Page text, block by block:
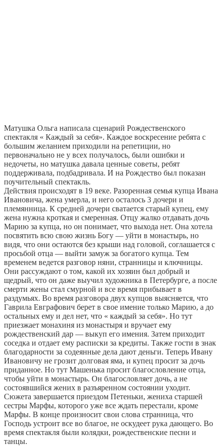
Матушка Ольга написала сценарий Рождественского
спектакля « Каждый за себя». Каждое воскресение ребята с
большим желанием приходили на репетиции, но
первоначально не у всех получалось, были ошибки и
недочеты, но матушка давала ценные советы, ребят
поддерживала, подбадривала. И на Рождество был показан
поучительный спектакль.
Действия происходят в 19 веке. Разоренная семья купца Ивана
Ивановича, жена умерла, и него осталось 3 дочери и
племянница. К средней дочери сватается старый купец, ему
жена нужна кроткая и смеренная. Отцу жалко отдавать дочь
Марию за купца, но он понимает, что выхода нет. Она хотела
посвятить всю свою жизнь Богу — уйти в монастырь, но
видя, что они остаются без крыши над головой, соглашается с
просьбой отца — выйти замуж за богатого купца. Тем
временем ведется разговор няни, странницы и ключницы.
Они рассуждают о том, какой их хозяин был добрый и
щедрый, что он даже выучил художника в Петербурге, а после
смерти жены стал смурной и все время прибывает в
раздумьях. Во время разговора двух купцов выясняется, что
Гаврила Евграфович берет в свое имение только Марию, а до
остальных ему и дел нет, что « каждый за себя». Но тут
приезжает монахиня из монастыря и вручает ему
рождественский дар — выкуп его имения. Затем приходит
соседка и отдает ему расписки за кредиты. Также гости в знак
благодарности за содеянные дела дают деньги. Теперь Ивану
Ивановичу не грозит долговая яма, и купец просит за дочь
приданное. Но тут Машенька просит благословление отца,
чтобы уйти в монастырь. Он благословляет дочь, а не
состоявшийся жених в разъяренном состоянии уходит.
Сюжета завершается приездом Петеньки, жениха старшей
сестры Марфы, которого уже все ждать перестали, кроме
Марфы. В конце произносит свои слова странница, что
Господь устроит все во благое, не оскудеет рука дающего. Во
время спектакля были колядки, рождественские песни и
танцы.